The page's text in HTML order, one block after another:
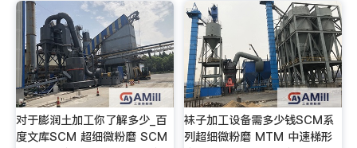
对于膨润土加工你了解多少_百
度文库SCM 超细微粉磨 SCM
袜子加工设备需多少钱SCM系
列超细微粉磨 MTM 中速梯形